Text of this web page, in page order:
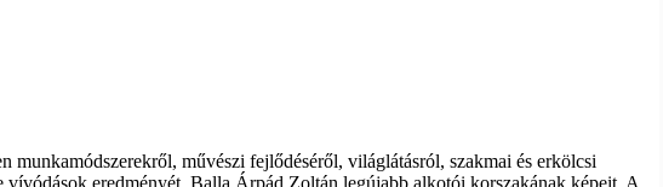
munkamódszerekről, művészi fejlődéséről, világlátásról, szakmai és erkölcsi